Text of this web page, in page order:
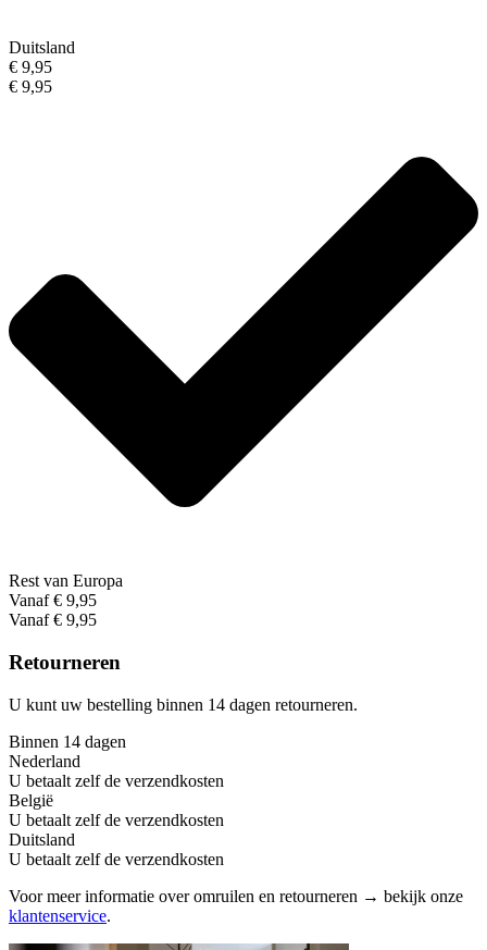
Duitsland
€ 9,95
€ 9,95
Rest van Europa
Vanaf € 9,95
Vanaf € 9,95
Retourneren
U kunt uw bestelling binnen 14 dagen retourneren.
Binnen 14 dagen
Nederland
U betaalt zelf de verzendkosten
België
U betaalt zelf de verzendkosten
Duitsland
U betaalt zelf de verzendkosten
Voor meer informatie over omruilen en retourneren → bekijk onze
klantenservice.